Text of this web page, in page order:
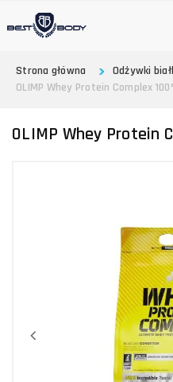
Strona główna
Odżywki
OLIMP Whey Protein Complex
OLIMP Whey Protein